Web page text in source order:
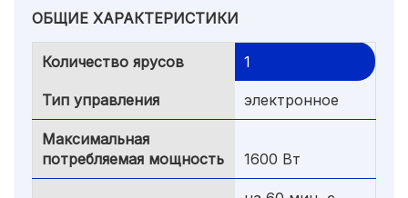
ОБЩИЕ ХАРАКТЕРИСТИКИ
Количество ярусов 1
Тип управления электронное
Максимальная
потребляемая мощность
1600 Вт